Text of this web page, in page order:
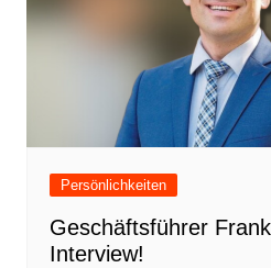
Persönlichkeiten
Geschäftsführer
Interview!